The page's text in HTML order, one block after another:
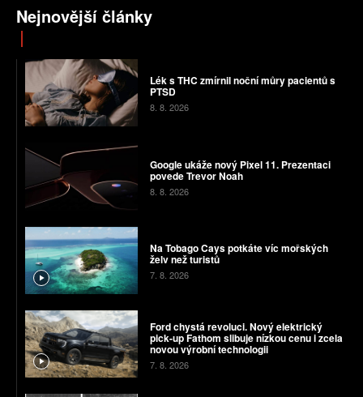
Nejnovější články
Lék s THC zmírnil noční můry pacientů s
PTSD
8. 8. 2026
Google ukáže nový Pixel 11. Prezentaci
povede Trevor Noah
8. 8. 2026
Na Tobago Cays potkáte víc mořských
želv než turistů
7. 8. 2026
Ford chystá revoluci. Nový elektrický
pick-up Fathom slibuje nízkou cenu i zcela
novou výrobní technologii
7. 8. 2026